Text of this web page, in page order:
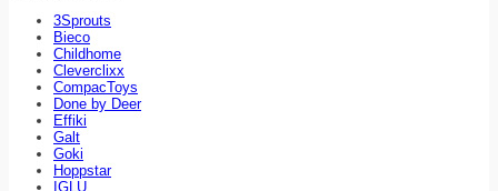
3Sprouts
Bieco
Childhome
Cleverclixx
CompacToys
Done by Deer
Effiki
Galt
Goki
Hoppstar
IGLU